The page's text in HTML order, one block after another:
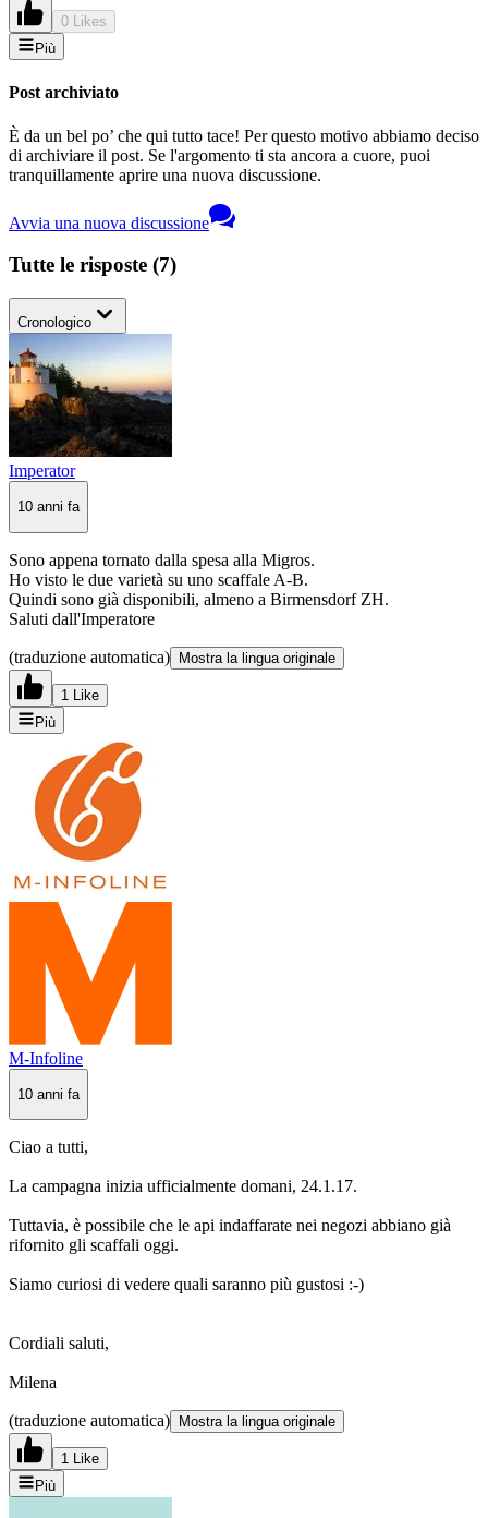
0 Likes
Più
Post archiviato
È da un bel po’ che qui tutto tace! Per questo motivo abbiamo deciso
di archiviare il post. Se l'argomento ti sta ancora a cuore, puoi
tranquillamente aprire una nuova discussione.
Avvia una nuova discussione
Tutte le risposte (7)
Cronologico
Imperator
10 anni fa
Sono appena tornato dalla spesa alla Migros.
Ho visto le due varietà su uno scaffale A-B.
Quindi sono già disponibili, almeno a Birmensdorf ZH.
Saluti dall'Imperatore
(traduzione automatica) Mostra la lingua originale
1 Like
Più
M-Infoline
10 anni fa
Ciao a tutti,
La campagna inizia ufficialmente domani, 24.1.17.
Tuttavia, è possibile che le api indaffarate nei negozi abbiano già
rifornito gli scaffali oggi.
Siamo curiosi di vedere quali saranno più gustosi :-)
Cordiali saluti,
Milena
(traduzione automatica) Mostra la lingua originale
1 Like
Più